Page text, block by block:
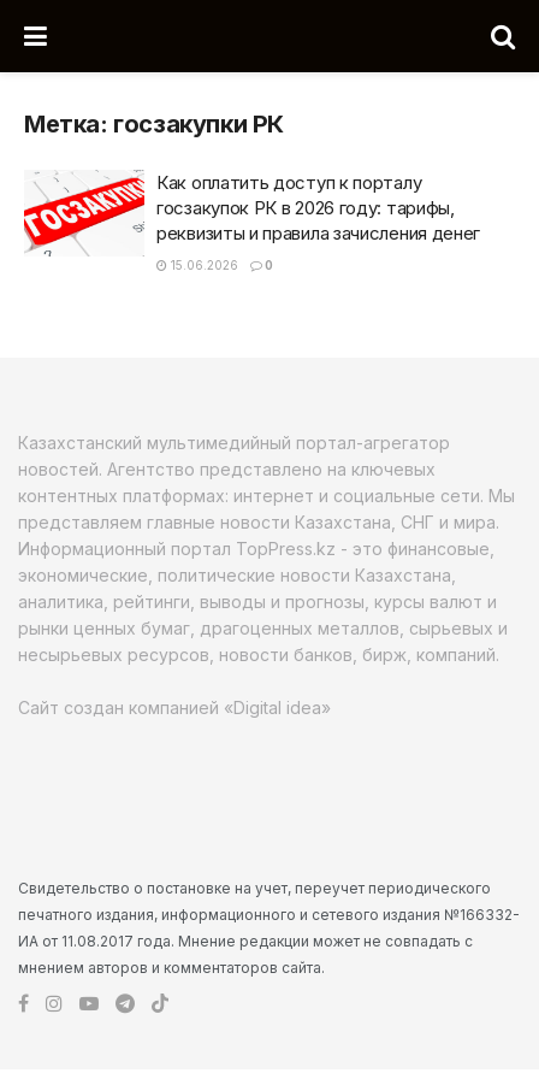
Метка: госзакупки РК
Как оплатить доступ к порталу
госзакупок РК в 2026 году: тарифы,
реквизиты и правила зачисления денег
15.06.2026 0
Казахстанский мультимедийный портал-агрегатор
новостей. Агентство представлено на ключевых
контентных платформах: интернет и социальные сети. Мы
представляем главные новости Казахстана, СНГ и мира.
Информационный портал TopPress.kz - это финансовые,
экономические, политические новости Казахстана,
аналитика, рейтинги, выводы и прогнозы, курсы валют и
рынки ценных бумаг, драгоценных металлов, сырьевых и
несырьевых ресурсов, новости банков, бирж, компаний.
Сайт создан компанией «Digital idea»
Свидетельство о постановке на учет, переучет периодического
печатного издания, информационного и сетевого издания №166332-
ИА от 11.08.2017 года. Мнение редакции может не совпадать с
мнением авторов и комментаторов сайта.